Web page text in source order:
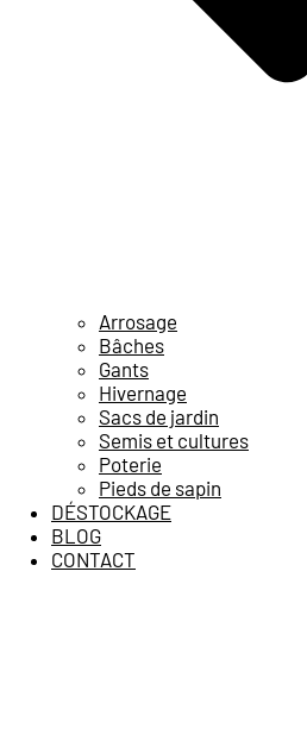
Arrosage
Bâches
Gants
Hivernage
Sacs de jardin
Semis et cultures
Poterie
Pieds de sapin
DÉSTOCKAGE
BLOG
CONTACT